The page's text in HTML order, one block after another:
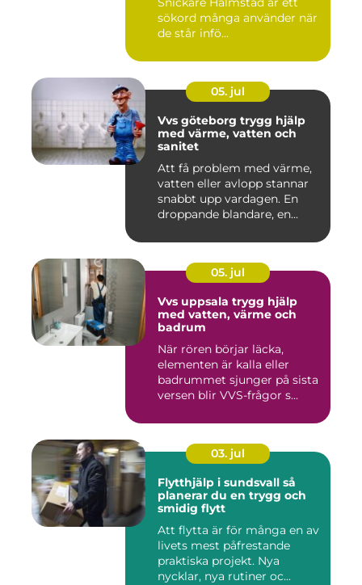
sökord många använder när
de står infö...
05. jul
Vvs göteborg trygg hjälp
med värme, vatten och
sanitet
Att få problem med värme,
vatten eller avlopp stannar
snabbt upp vardagen. En
droppande blandare, en...
05. jul
Vvs uppsala trygg hjälp
med vatten, värme och
badrum
När rören börjar läcka,
elementen är kalla eller
badrummet sjunger på sista
versen blir VVS-frågor s...
03. jul
Flytthjälp i sundsvall så
planerar du en trygg och
smidig flytt
Att flytta är för många en av
livets mest påfrestande
praktiska projekt. Nya
nycklar, nya rutiner oc...